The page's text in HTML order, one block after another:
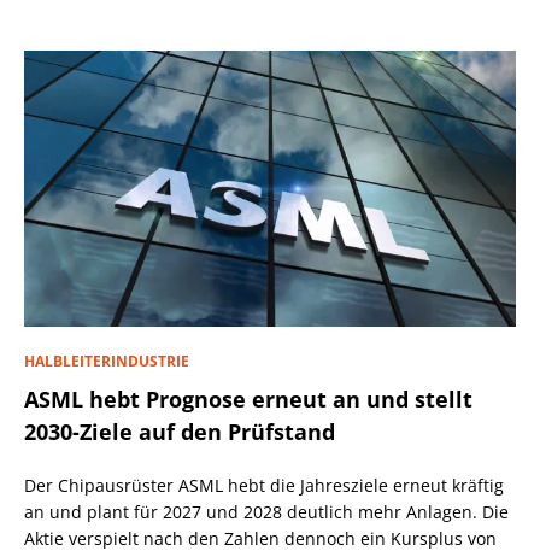
HALBLEITERINDUSTRIE
ASML hebt Prognose erneut an und stellt
2030-Ziele auf den Prüfstand
Der Chipausrüster ASML hebt die Jahresziele erneut kräftig
an und plant für 2027 und 2028 deutlich mehr Anlagen. Die
Aktie verspielt nach den Zahlen dennoch ein Kursplus von